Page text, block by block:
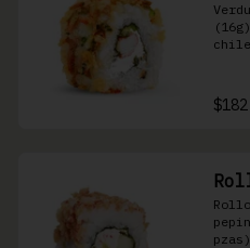
pzas)